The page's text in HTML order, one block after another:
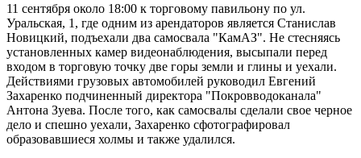
11 сентября около 18:00 к торговому павильону по ул.
Уральская, 1, где одним из арендаторов является Станислав
Новицкий, подъехали два самосвала "КамАЗ". Не стесняясь
установленных камер видеонаблюдения, высыпали перед
входом в торговую точку две горы земли и глины и уехали.
Действиями грузовых автомобилей руководил Евгений
Захаренко подчиненный директора "Покровводоканала"
Антона Зуева. После того, как самосвалы сделали свое черное
дело и спешно уехали, Захаренко сфотографировал
образовавшиеся холмы и также удалился.